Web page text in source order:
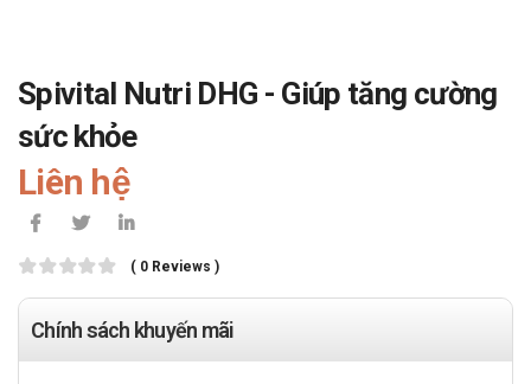
Spivital Nutri DHG - Giúp tăng cường
sức khỏe
Liên hệ
( 0 Reviews )
Chính sách khuyến mãi